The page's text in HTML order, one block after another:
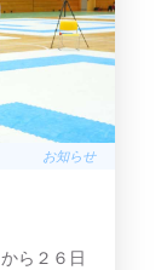
お知らせ
ら２６日